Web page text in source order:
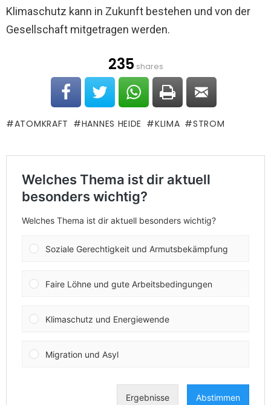
Klimaschutz kann in Zukunft bestehen und von der
Gesellschaft mitgetragen werden.
235 shares
ATOMKRAFT HANNES HEIDE KLIMA STROM